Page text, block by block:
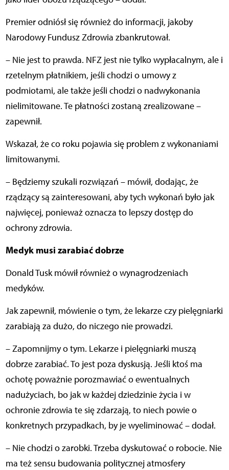
Premier odniósł się również do informacji, jakoby
Narodowy Fundusz Zdrowia zbankrutował.
– Nie jest to prawda. NFZ jest nie tylko wypłacalnym, ale i
rzetelnym płatnikiem, jeśli chodzi o umowy z
podmiotami, ale także jeśli chodzi o nadwykonania
nielimitowane. Te płatności zostaną zrealizowane –
zapewnił.
Wskazał, że co roku pojawia się problem z wykonaniami
limitowanymi.
– Będziemy szukali rozwiązań – mówił, dodając, że
rządzący są zainteresowani, aby tych wykonań było jak
najwięcej, ponieważ oznacza to lepszy dostęp do
ochrony zdrowia.
Medyk musi zarabiać dobrze
Donald Tusk mówił również o wynagrodzeniach
medyków.
Jak zapewnił, mówienie o tym, że lekarze czy pielęgniarki
zarabiają za dużo, do niczego nie prowadzi.
– Zapomnijmy o tym. Lekarze i pielęgniarki muszą
dobrze zarabiać. To jest poza dyskusją. Jeśli ktoś ma
ochotę poważnie porozmawiać o ewentualnych
nadużyciach, bo jak w każdej dziedzinie życia i w
ochronie zdrowia te się zdarzają, to niech powie o
konkretnych przypadkach, by je wyeliminować – dodał.
– Nie chodzi o zarobki. Trzeba dyskutować o robocie. Nie
ma też sensu budowania politycznej atmosfery